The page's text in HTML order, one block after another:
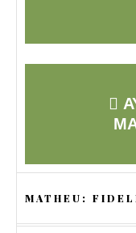
MATHEU: